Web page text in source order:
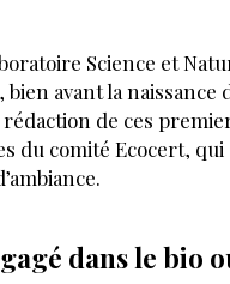
Science et
avant la naissance
Déjà abonné ? Se